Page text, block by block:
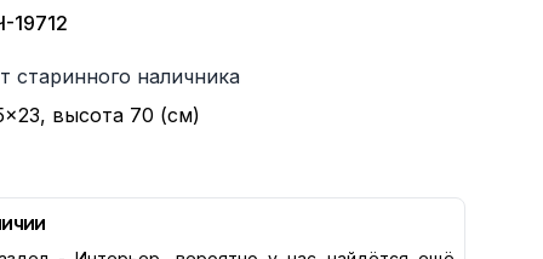
19712
старинного наличника
высота 70 (см)